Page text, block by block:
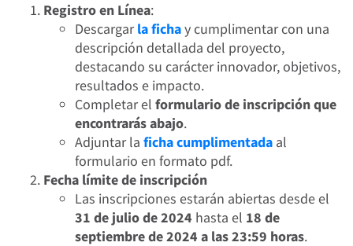
Registro en Línea:
Descargarla fichay cumplimentar con una
descripción detallada del proyecto,
destacando su carácter innovador, objetivos,
resultados e impacto.
Completar el formulario de inscripción que
encontrarás abajo.
Adjuntar la ficha cumplimentada al
formulario en formato pdf.
Fecha límite de inscripción
Las inscripciones estarán abiertas desde el
31 de julio de 2024 hasta el 18 de
septiembre de 2024 a las 23:59 horas.